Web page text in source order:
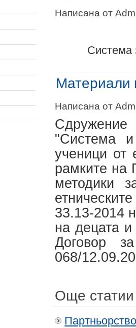
Написана от
Система
Материали
Написана от
Сдружение
"Система
ученици от
рамките на
методики
33.13-2014
на децата и
Договор
068/
Още